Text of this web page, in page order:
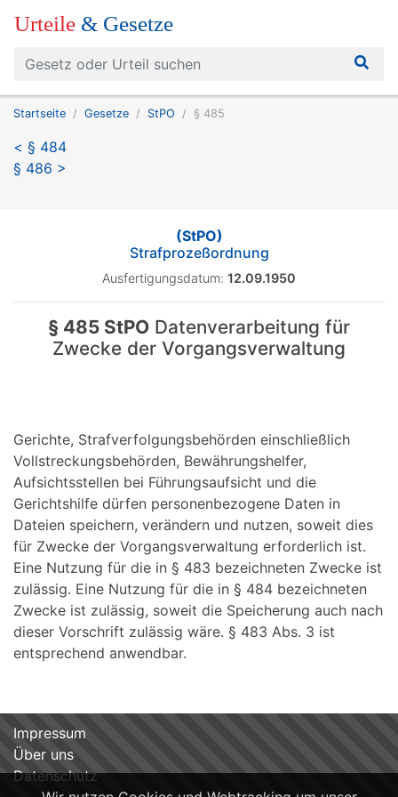
Urteile & Gesetze
Startseite Gesetze StPO § 485
< § 484
§ 486 >
(StPO)
Strafprozeßordnung
Ausfertigungsdatum: 12.09.1950
§ 485 StPO Datenverarbeitung für
Zwecke der Vorgangsverwaltung
Gerichte, Strafverfolgungsbehörden einschließlich
Vollstreckungsbehörden, Bewährungshelfer,
Aufsichtsstellen bei Führungsaufsicht und die
Gerichtshilfe dürfen personenbezogene Daten in
Dateien speichern, verändern und nutzen, soweit dies
für Zwecke der Vorgangsverwaltung erforderlich ist.
Eine Nutzung für die in § 483 bezeichneten Zwecke ist
zulässig. Eine Nutzung für die in § 484 bezeichneten
Zwecke ist zulässig, soweit die Speicherung auch nach
dieser Vorschrift zulässig wäre. § 483 Abs. 3 ist
entsprechend anwendbar.
Impressum
Über uns
Datenschutz